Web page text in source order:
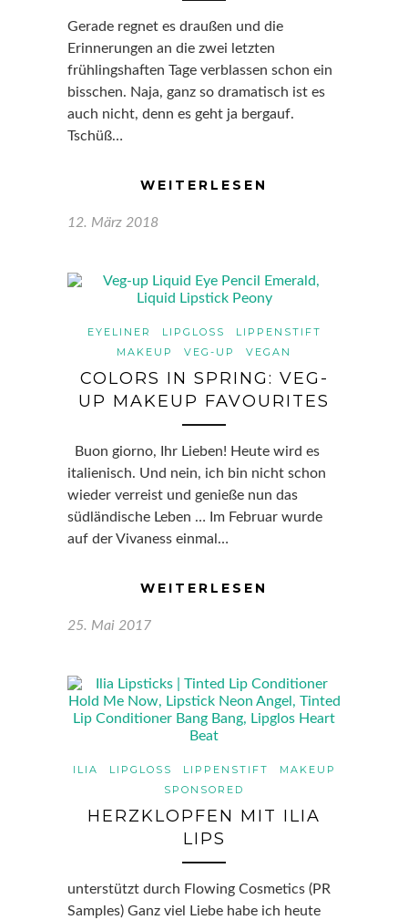
Gerade regnet es draußen und die
Erinnerungen an die zwei letzten
frühlingshaften Tage verblassen schon ein
bisschen. Naja, ganz so dramatisch ist es
auch nicht, denn es geht ja bergauf.
Tschüß…
WEITERLESEN
12. März 2018
EYELINER LIPGLOSS
LIPPENSTIFT
MAKEUP
VEG-UP VEGAN
COLORS IN SPRING: VEG-
UP MAKEUP FAVOURITES
Buon giorno, Ihr Lieben! Heute wird es
italienisch. Und nein, ich bin nicht schon
wieder verreist und genieße nun das
südländische Leben … Im Februar wurde
auf der Vivaness einmal…
WEITERLESEN
25. Mai 2017
ILIA LIPGLOSS LIPPENSTIFT
MAKEUP
SPONSORED
HERZKLOPFEN MIT ILIA
LIPS
unterstützt durch Flowing Cosmetics (PR
Samples) Ganz viel Liebe habe ich heute